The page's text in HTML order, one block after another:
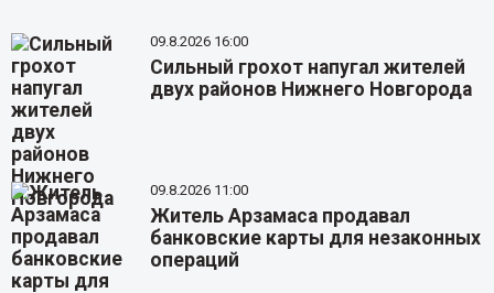
09.8.2026 16:00
Сильный грохот напугал жителей
двух районов Нижнего Новгорода
09.8.2026 11:00
Житель Арзамаса продавал
банковские карты для незаконных
операций